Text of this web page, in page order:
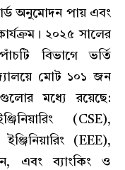
অনুমোদন পায় এবং
২০২৫ সালের
বিভাগে ভর্তি
মোট ১০১ জন
মধ্যে রয়েছে:
(CSE),
(EEE),
এবং ব্যাংকিং ও